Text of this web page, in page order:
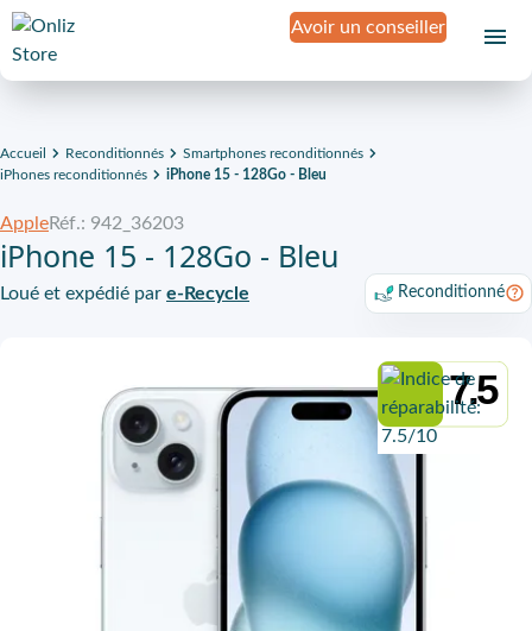
Avoir un conseiller
Accueil Reconditionnés
Smartphones reconditionnés
iPhones reconditionnés
iPhone 15 - 128Go - Bleu
7.5
AppleRéf.: 942_36203
iPhone 15 - 128Go - Bleu
Loué et expédié par e-Recycle Reconditionné